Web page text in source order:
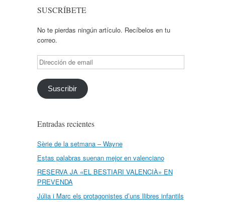
SUSCRÍBETE
No te pierdas ningún artículo. Recíbelos en tu
correo.
Dirección
de
email
Suscribir
Entradas recientes
Sèrie de la setmana – Wayne
Estas palabras suenan mejor en valenciano
RESERVA JA «EL BESTIARI VALENCIÀ» EN
PREVENDA
Júlia i Marc els protagonistes d’uns llibres infantils